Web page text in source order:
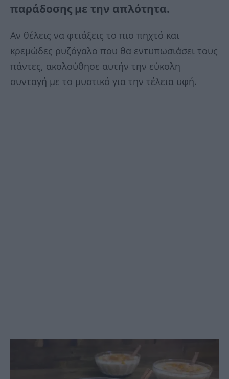
παράδοσης με την απλότητα.
Αν θέλεις να φτιάξεις το πιο πηχτό και
κρεμώδες ρυζόγαλο που θα εντυπωσιάσει τους
πάντες, ακολούθησε αυτήν την εύκολη
συνταγή με το μυστικό για την τέλεια υφή.